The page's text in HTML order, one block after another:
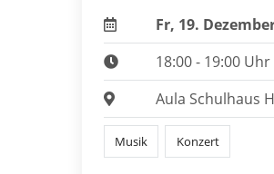
Fr, 19.
18:00 - 19:00 Uhr
Aula Schulhaus
Musik Konzert